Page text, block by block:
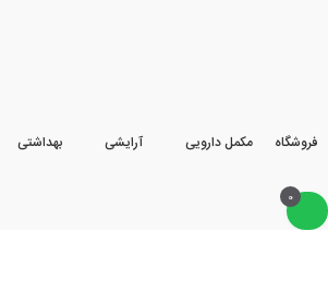
فروشگاه مکمل دارویی آرایشی بهداشتی
0